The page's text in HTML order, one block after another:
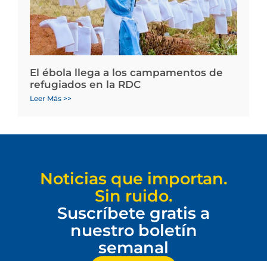
El ébola llega a los campamentos de
refugiados en la RDC
Leer Más >>
Noticias que importan.
Sin ruido.
Suscríbete gratis a
nuestro boletín
semanal